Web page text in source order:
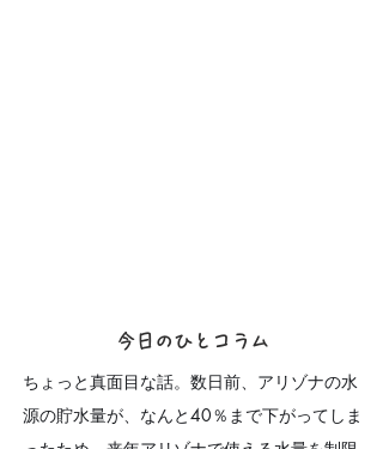
今日のひとコラム
ちょっと真面目な話。数日前、アリゾナの水
源の貯水量が、なんと40％まで下がってしま